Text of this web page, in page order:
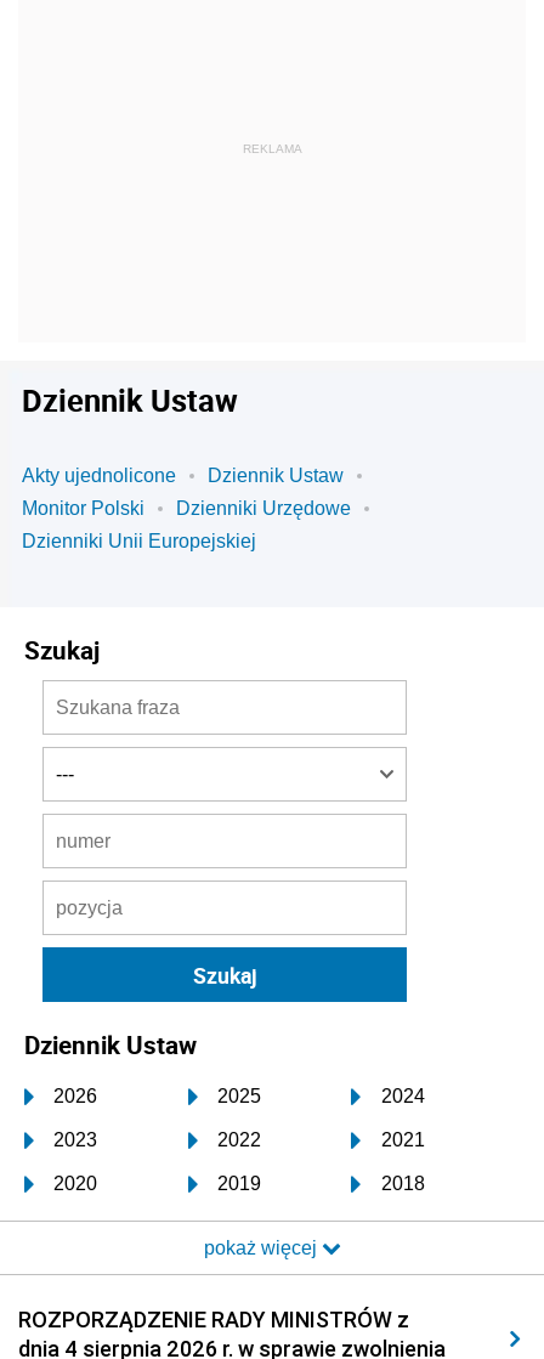
Dziennik Ustaw
Akty ujednolicone
Dziennik Ustaw
Monitor Polski
Dzienniki Urzędowe
Dzienniki Unii Europejskiej
Szukaj
Dziennik Ustaw
2026 2025 2024
2023 2022 2021
2020 2019 2018
2017 2016 2015
2014 2013 2012
2011 2010 2009
pokaż więcej
ROZPORZĄDZENIE RADY MINISTRÓW z
dnia 4 sierpnia 2026 r. w sprawie zwolnienia